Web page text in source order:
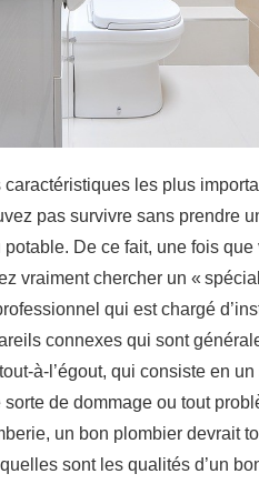
caractéristiques les plus
pas survivre sans prendre
De ce fait, une fois que
vraiment chercher un «
qui est chargé
connexes qui sont
à-l’égout, qui consiste en
de dommage ou tout
un bon plombier devrait
sont les qualités d’un